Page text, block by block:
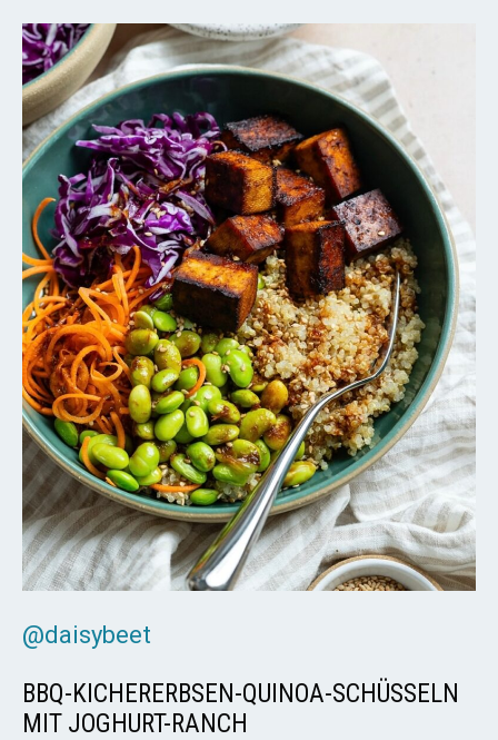
@daisybeet
BBQ-KICHERERBSEN-QUINOA-SCHÜSSELN
MIT JOGHURT-RANCH